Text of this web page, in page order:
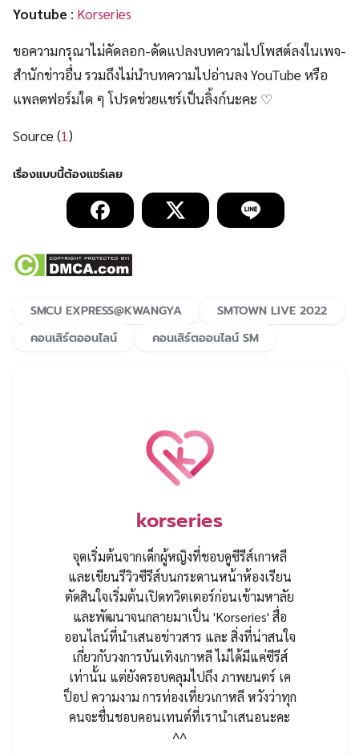
Youtube : Korseries
ขอความกรุณาไม่คัดลอก-ดัดแปลงบทความไปโพสต์ลงในเพจ-
สำนักข่าวอื่น รวมถึงไม่นำบทความไปอ่านลง YouTube หรือ
แพลตฟอร์มใด ๆ โปรดช่วยแชร์เป็นลิ้งก์นะคะ ♡
Source (1)
SMCU EXPRESS@KWANGYA
SMTOWN LIVE 2022
คอนเสิร์ตออนไลน์
คอนเสิร์ตออนไลน์ SM
korseries
จุดเริ่มต้นจากเด็กผู้หญิงที่ชอบดูซีรีส์เกาหลี
และเขียนรีวิวซีรีส์บนกระดานหน้าห้องเรียน
ตัดสินใจเริ่มต้นเปิดทวิตเตอร์ก่อนเข้ามหาลัย
และพัฒนาจนกลายมาเป็น 'Korseries' สื่อ
ออนไลน์ที่นำเสนอข่าวสาร และ สิ่งที่น่าสนใจ
เกี่ยวกับวงการบันเทิงเกาหลี ไม่ได้มีแค่ซีรีส์
เท่านั้น แต่ยังครอบคลุมไปถึง ภาพยนตร์ เค
ป็อป ความงาม การท่องเที่ยวเกาหลี หวังว่าทุก
คนจะชื่นชอบคอนเทนต์ที่เรานำเสนอนะคะ
^^